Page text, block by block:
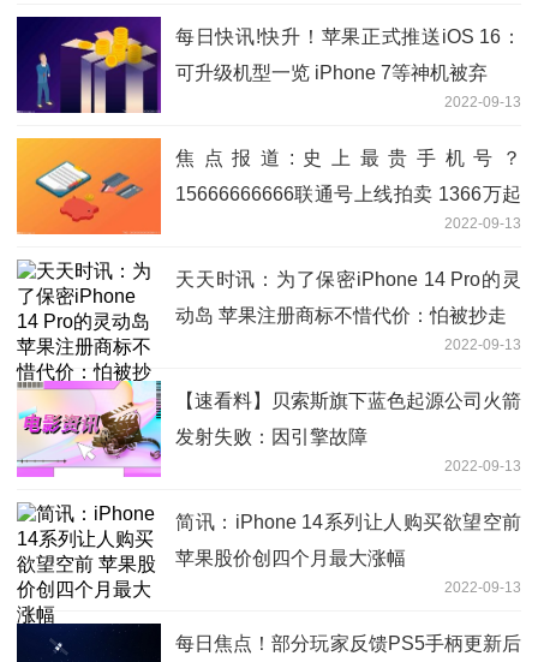
每日快讯!快升！苹果正式推送iOS 16：
可升级机型一览 iPhone 7等神机被弃
2022-09-13
焦点报道:史上最贵手机号？
15666666666联通号上线拍卖 1366万起
2022-09-13
天天时讯：为了保密iPhone 14 Pro的灵
动岛 苹果注册商标不惜代价：怕被抄走
2022-09-13
【速看料】贝索斯旗下蓝色起源公司火箭
发射失败：因引擎故障
2022-09-13
简讯：iPhone 14系列让人购买欲望空前
苹果股价创四个月最大涨幅
2022-09-13
每日焦点！部分玩家反馈PS5手柄更新后